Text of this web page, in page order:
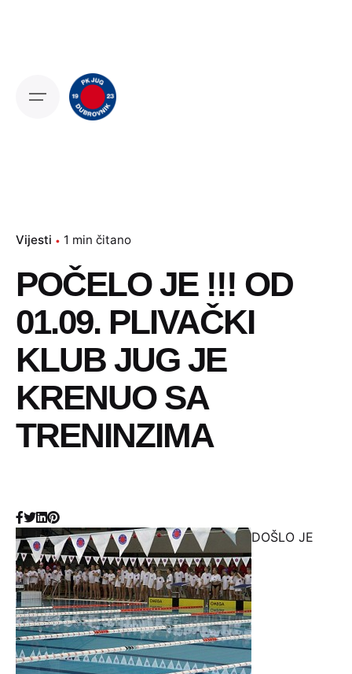
Vijesti 1 min čitano
POČELO JE !!! OD
01.09. PLIVAČKI
KLUB JUG JE
KRENUO SA
TRENINZIMA
DOŠLO JE